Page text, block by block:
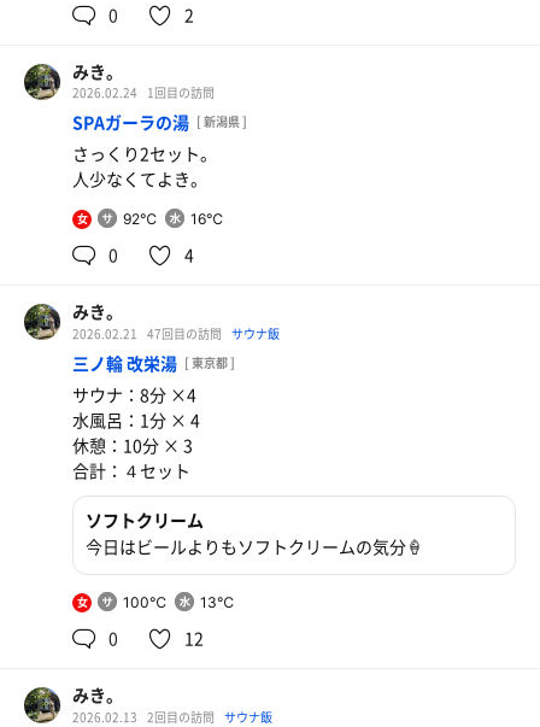
生ビール
0
2
みき。
2026.02.24 1回目の訪問
SPAガーラの湯 [ 新潟県 ]
さっくり2セット。
人少なくてよき。
女 92℃ 16℃
0 4
みき。
2026.02.21 47回目の訪問 サウナ飯
三ノ輪 改栄湯 [ 東京都 ]
サウナ：8分 ×4
水風呂：1分 × 4
休憩：10分 × 3
合計：４セット
ソフトクリーム
今日はビールよりもソフトクリームの気分🍦
女 100℃ 13℃
0 12
みき。
2026.02.13 2回目の訪問 サウナ飯